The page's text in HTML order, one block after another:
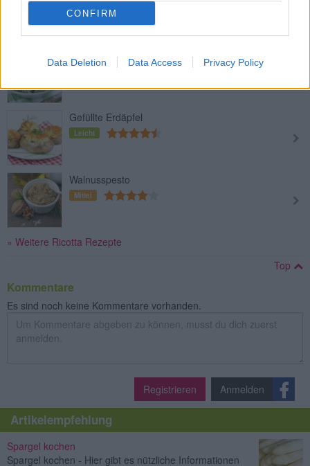
CONFIRM
Data Deletion Data Access Privacy Policy
Leicht
Spinat-Ricotta Nudeln
Gefüllte Erdäpfel
Leicht
Walnusspesto
Mittel
» Weitere Ricotta Rezepte
Top
Kommentare
Es sind noch keine Kommentare vorhanden.
Registrieren Anmelden
Artikelempfehlung
Spargel kochen
Spargel kochen - Hier gibt es nützliche Informationen